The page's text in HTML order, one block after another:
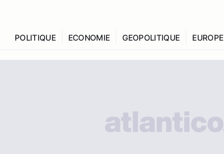
POLITIQUE ECONOMIE GEOPOLITIQUE EUROPE